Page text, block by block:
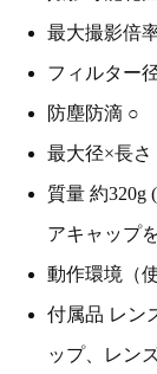
最大撮影倍
フィルター
防塵防滴 ○
最大径×長さ
質量 約320g
アキャップ
動作環境（
付属品 レン
ップ、レン